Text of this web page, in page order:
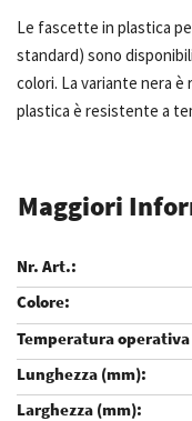
Le fascette in plastica
standard) sono
colori. La variante nera
plastica è resistente a
Maggiori